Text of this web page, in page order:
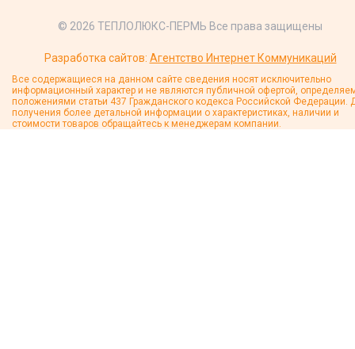
© 2026 ТЕПЛОЛЮКС-ПЕРМЬ Все права защищены
Разработка сайтов: Агентство Интернет Коммуникаций
Все содержащиеся на данном сайте сведения носят исключительно
информационный характер и не являются публичной офертой,
положениями статьи 437 Гражданского кодекса Российской Федерации.
получения более детальной информации о характеристиках, наличии и
стоимости товаров обращайтесь к менеджерам компании.